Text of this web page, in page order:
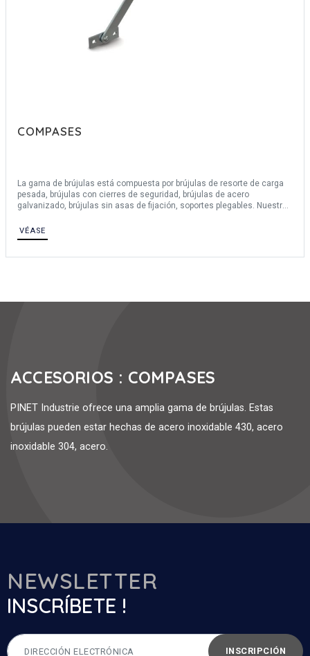
COMPASES
La gama de brújulas está compuesta por brújulas de resorte de carga
pesada, brújulas con cierres de seguridad, brújulas de acero
galvanizado, brújulas sin asas de fijación, soportes plegables. Nuestras
acero.
Para una descripción completa de los materiales, póngase en contacto
VÉASE
ACCESORIOS : COMPASES
PINET Industrie ofrece una amplia gama de brújulas. Estas
brújulas pueden estar hechas de acero inoxidable 430, acero
inoxidable 304, acero.
NEWSLETTER
INSCRÍBETE !
INSCRIPCIÓN